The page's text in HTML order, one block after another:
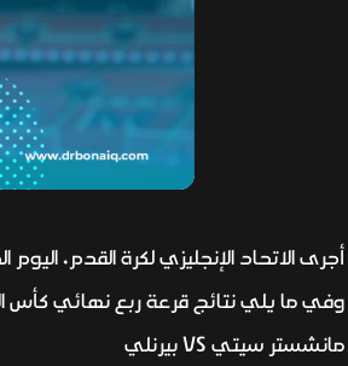
أجرى الاتحاد الإنجليزي لكرة القدم،
وفي ما يلي نتائج قرعة ربع نهائي كأس
مانشستر سيتي VS بيرنلي